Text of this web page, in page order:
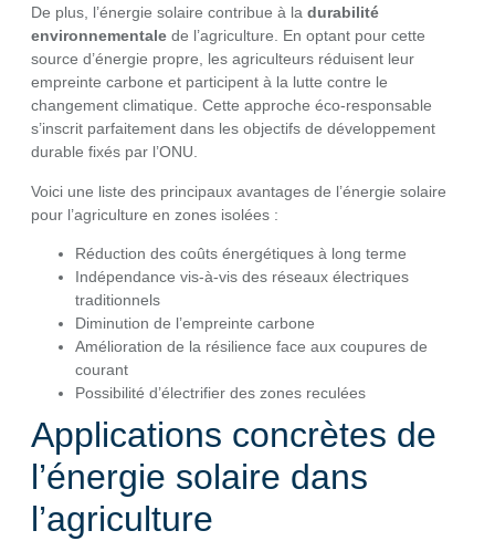
De plus, l’énergie solaire contribue à la durabilité
environnementale de l’agriculture. En optant pour cette
source d’énergie propre, les agriculteurs réduisent leur
empreinte carbone et participent à la lutte contre le
changement climatique. Cette approche éco-responsable
s’inscrit parfaitement dans les objectifs de développement
durable fixés par l’ONU.
Voici une liste des principaux avantages de l’énergie solaire
pour l’agriculture en zones isolées :
Réduction des coûts énergétiques à long terme
Indépendance vis-à-vis des réseaux électriques
traditionnels
Diminution de l’empreinte carbone
Amélioration de la résilience face aux coupures de
courant
Possibilité d’électrifier des zones reculées
Applications concrètes de
l’énergie solaire dans
l’agriculture